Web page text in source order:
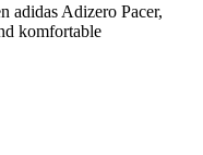
adidas Adizero Pacer,
komfortable